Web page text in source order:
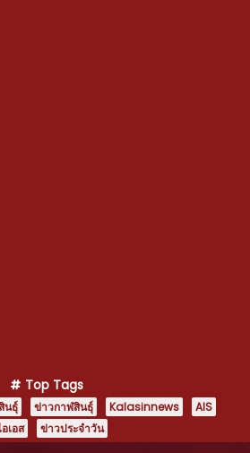
Top Tags
นธุ์ ข่าวกาฬสินธุ์ Kalasinnews
AIS
อเอส
ข่าวประจำวัน